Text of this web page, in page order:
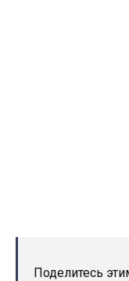
Поделитесь